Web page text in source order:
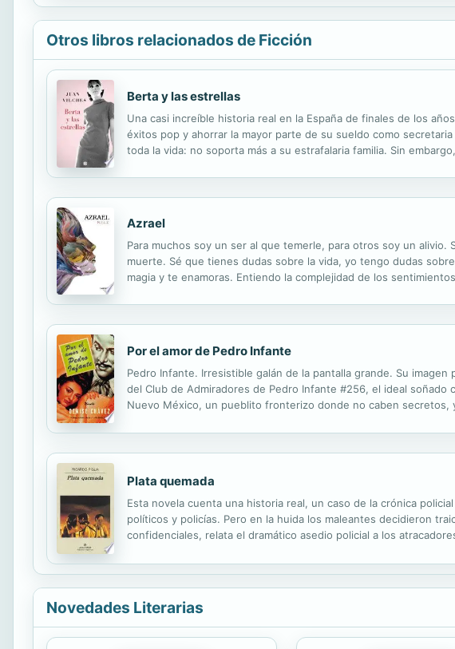
Otros libros relacionados de Ficción
Berta y las estrellas
Una casi increíble historia real en la España de finales de los
éxitos pop y ahorrar la mayor parte de su sueldo como
toda la vida: no soporta más a su estrafalaria familia. Sin
Azrael
Para muchos soy un ser al que temerle, para otros soy un
muerte. Sé que tienes dudas sobre la vida, yo tengo dudas
magia y te enamoras. Entiendo la complejidad de los
Por el amor de Pedro Infante
Pedro Infante. Irresistible galán de la pantalla grande. Su
del Club de Admiradores de Pedro Infante #256, el ideal
Nuevo México, un pueblito fronterizo donde no caben
Plata quemada
Esta novela cuenta una historia real, un caso de la crónica
políticos y policías. Pero en la huida los maleantes decidieron
confidenciales, relata el dramático asedio policial a los
Novedades Literarias